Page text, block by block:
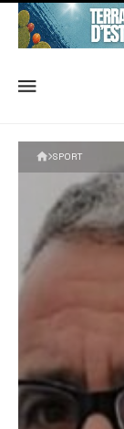
SPORT